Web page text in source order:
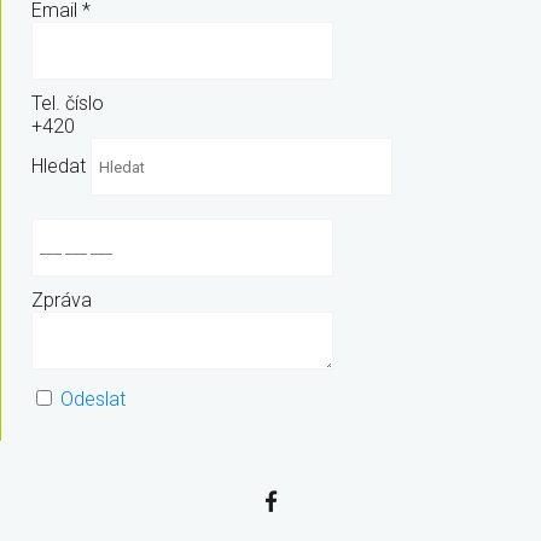
Email *
Tel. číslo
+420
Hledat
Zpráva
Odeslat